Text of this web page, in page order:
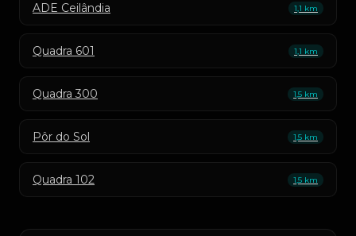
ADE Ceilândia 1,1 km
Quadra 601 1,1 km
Quadra 300 1,5 km
Pôr do Sol 1,5 km
Quadra 102 1,5 km